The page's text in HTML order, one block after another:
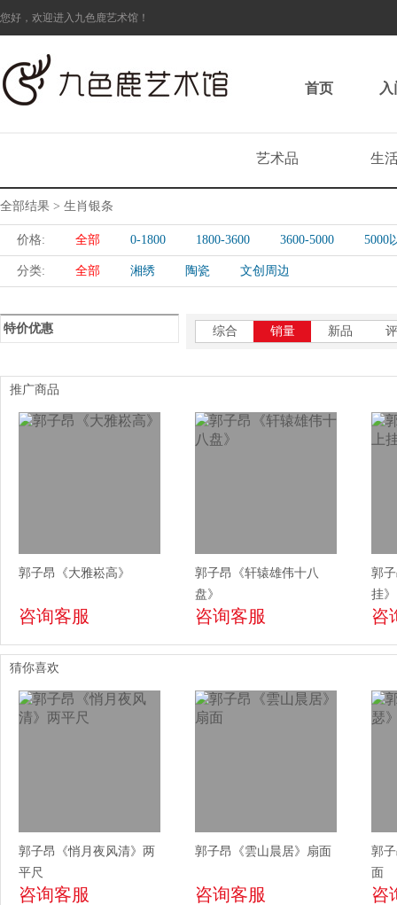
您好，欢迎进入九色鹿艺术馆！
首页
艺术品 生
全部结果 > 生肖银条
价格: 全部 0-1800 1800-3600 3600-5000 5000
分类: 全部 湘绣 陶瓷 文创周边
特价优惠 综合 销量 新品
推广商品
郭子昂《大雅崧高》
咨询客服
郭子昂《轩辕雄伟十八
盘》
咨询客服
郭
挂》
咨
猜你喜欢
郭子昂《悄月夜风清》两
平尺
咨询客服
郭子昂《雲山晨居》扇面
咨询客服
郭
面
咨